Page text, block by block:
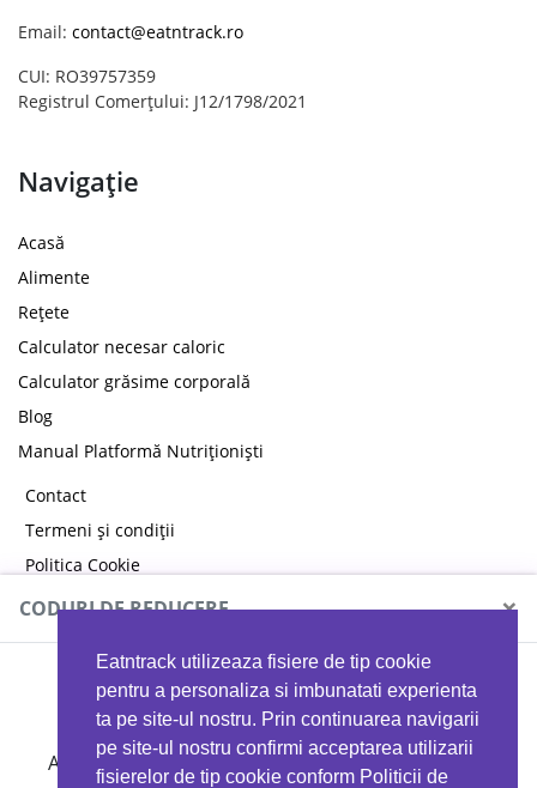
Eatntrack utilizeaza fisiere de tip cookie
pentru a personaliza si imbunatati experienta
ta pe site-ul nostru. Prin continuarea navigarii
pe site-ul nostru confirmi acceptarea utilizarii
fisierelor de tip cookie conform Politicii de
Email: contact@eatntrack.ro
CUI: RO39757359
Registrul Comerțului: J12/1798/2021
Navigație
Acasă
Alimente
Rețete
Calculator necesar caloric
Calculator grăsime corporală
Blog
Manual Platformă Nutriționiști
Contact
Termeni și condiții
Politica Cookie
Politica de confidențialitate
CODURI DE REDUCERE ×
MYPROTEIN
Ai 40%reducere la orice comandă folosind codul